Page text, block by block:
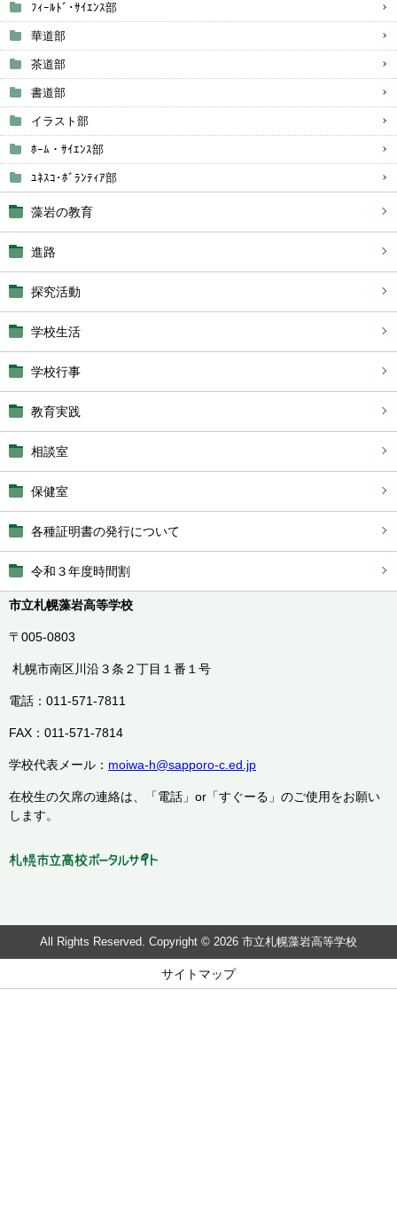
ﾌｨｰﾙﾄﾞ･ｻｲｴﾝｽ部
華道部
茶道部
書道部
イラスト部
ﾎｰﾑ・ｻｲｴﾝｽ部
ﾕﾈｽｺ･ﾎﾞﾗﾝﾃｨｱ部
藻岩の教育
進路
探究活動
学校生活
学校行事
教育実践
相談室
保健室
各種証明書の発行について
令和３年度時間割
市立札幌藻岩高等学校
〒005-0803
札幌市南区川沿３条２丁目１番１号
電話：011-571-7811
FAX：011-571-7814
学校代表メール： moiwa-h@sapporo-c.ed.jp
在校生の欠席の連絡は、「電話」or「すぐーる」のご使用をお願い
します。
All Rights Reserved. Copyright © 2026 市立札幌藻岩高等学校
サイトマップ